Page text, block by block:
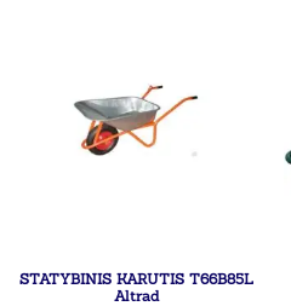
STATYBINIS KARUTIS T66B85L
Altrad